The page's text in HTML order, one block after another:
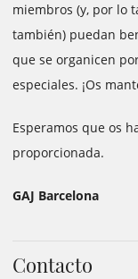
miembros (y, por lo
también) puedan
que se organicen
especiales. ¡Os
Esperamos que os
proporcionada.
GAJ Barcelona
Contacto